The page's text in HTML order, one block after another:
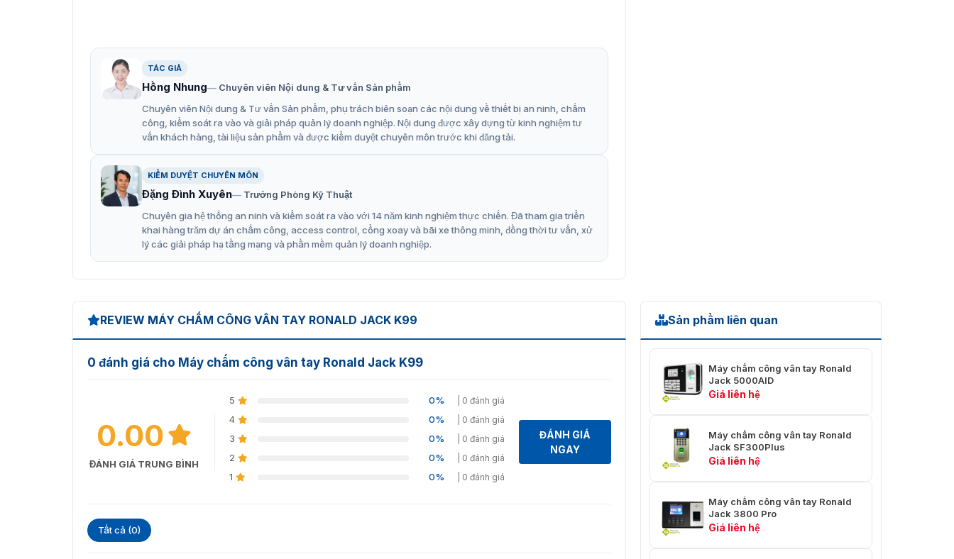
Chuỗi cửa hàng, Siêu thị mini, Quán Cafe: Quản lý ca kíp của hàng chục điểm bán lẻ tập trung về
một máy chủ thông qua nền tảng Cloud.
Văn phòng công ty vừa và nhỏ: Cần một thiết bị chấm công vân tay đơn giản, độ bền cao và chi phí
đầu tư thấp.
Nhà xưởng, Cơ sở gia công: Tận dụng mắt đọc quang học bền bỉ để chấm công cho công nhân viên.
TÁC GIẢ
Hồng Nhung
Chuyên viên Nội dung & Tư vấn Sản phẩm
Chuyên viên Nội dung & Tư vấn Sản phẩm, phụ trách biên soạn các nội dung về thiết bị an ninh, chấm
công, kiểm soát ra vào và giải pháp quản lý doanh nghiệp. Nội dung được xây dựng từ kinh nghiệm tư
vấn khách hàng, tài liệu sản phẩm và được kiểm duyệt chuyên môn trước khi đăng tải.
KIỂM DUYỆT CHUYÊN MÔN
Đặng Đình Xuyên
Trưởng Phòng Kỹ Thuật
Chuyên gia hệ thống an ninh và kiểm soát ra vào với 14 năm kinh nghiệm thực chiến. Đã tham gia triển
khai hàng trăm dự án chấm công, access control, cổng xoay và bãi xe thông minh, đồng thời tư vấn, xử
lý các giải pháp hạ tầng mạng và phần mềm quản lý doanh nghiệp.
REVIEW MÁY CHẤM CÔNG VÂN TAY RONALD JACK K99
0 đánh giá cho Máy chấm công vân tay Ronald Jack K99
0.00
ĐÁNH GIÁ TRUNG BÌNH
5 0% | 0 đánh giá
4 0% | 0 đánh giá
3 0% | 0 đánh giá
2 0% | 0 đánh giá
1 0% | 0 đánh giá
ĐÁNH GIÁ
NGAY
Tất cả (0)
Sản phẩm liên quan
Máy chấm công vân tay Ronald
Jack 5000AID
Giá liên hệ
Máy chấm công vân tay Ronald
Jack SF300Plus
Giá liên hệ
Máy chấm công vân tay Ronald
Jack 3800 Pro
Giá liên hệ